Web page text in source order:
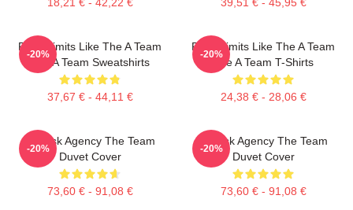
Push Limits Like The A Team
The A Team Sweatshirts
37,67 € - 44,11 €
-20%
Push Limits Like The A Team
The A Team T-Shirts
24,38 € - 28,06 €
-20%
All-Risk Agency The Team
Duvet Cover
73,60 € - 91,08 €
-20%
All Risk Agency The Team
Duvet Cover
73,60 € - 91,08 €
-20%